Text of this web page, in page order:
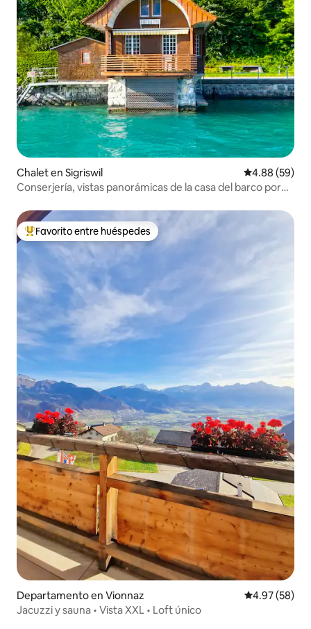
Chalet en Sigriswil Calificación
4.88 (59)
Conserjería, vistas panorámicas de la casa del barco por
De los mejores en Favorito entre huéspedes
Favorito entre huéspedes
Departamento en Vionnaz Calificación
4.97 (58)
Jacuzzi y sauna • Vista XXL • Loft único